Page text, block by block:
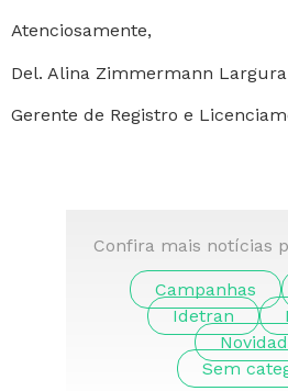
Atenciosamente,
Del. Alina Zimmermann Largura
Gerente de Registro e
Confira mais notícias
Campanhas
Idetran
Sem